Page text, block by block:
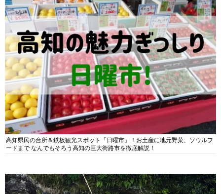
高知県民の台所＆鉄板観光スポット「日曜市」！お土産に地元野菜、ソウルフ
ードまで なんでもそろう高知の巨大街路市を徹底解説！